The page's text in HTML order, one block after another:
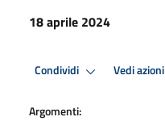
18 aprile 2024
Condividi Vedi azioni
Argomenti: